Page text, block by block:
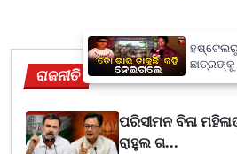
ରାଜନୀତି
ପରିସୀମନ ବିନା
ରାହୁଲ ଗ...